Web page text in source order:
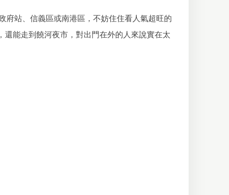
府站、信義區或南港區，不妨住住看人氣超旺的
能走到饒河夜市，對出門在外的人來說實在太